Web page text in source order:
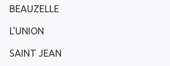
BEAUZELLE
L'UNION
SAINT JEAN